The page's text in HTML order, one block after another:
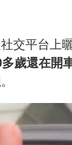
交平台上
歲還在開